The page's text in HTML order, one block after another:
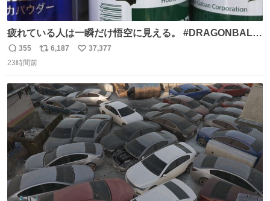
疲れている人は一瞬だけ悟空に見える。 #DRAGONBALL
#ドラゴンボール
返
信
355
リ
ト
数
6,187
い
数
37,377
23時間前